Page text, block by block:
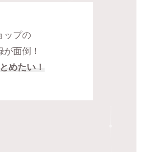
ップの
面倒！
めたい！